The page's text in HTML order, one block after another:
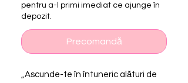
pentru a-l primi imediat ce ajunge în
depozit.
Precomandă
„Ascunde-te în întuneric alături de